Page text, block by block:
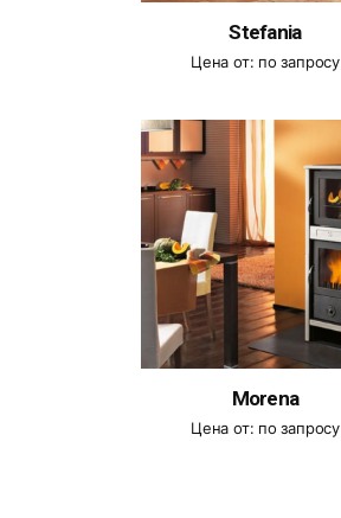
Stefania
Цена от: по запросу
Morena
Цена от: по запросу